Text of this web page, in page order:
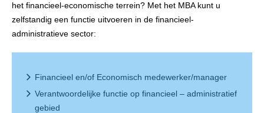
het financieel-economische terrein? Met het MBA kunt u
zelfstandig een functie uitvoeren in de financieel-
administratieve sector:
Financieel en/of Economisch medewerker/manager
Verantwoordelijke functie op financieel – administratief
gebied